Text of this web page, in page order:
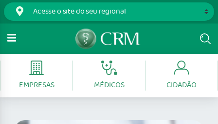
EMPRESAS MÉDICOS CIDADÃO